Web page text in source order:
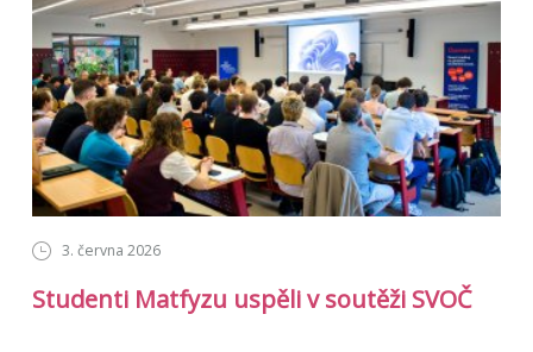
3. června 2026
Studenti Matfyzu uspěli v soutěži SVOČ